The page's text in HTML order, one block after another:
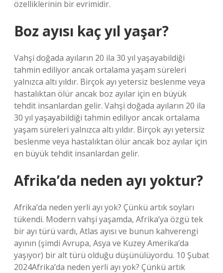
özelliklerinin bir evrimidir.
Boz ayısı kaç yıl yaşar?
Vahşi doğada ayıların 20 ila 30 yıl yaşayabildiği
tahmin ediliyor ancak ortalama yaşam süreleri
yalnızca altı yıldır. Birçok ayı yetersiz beslenme veya
hastalıktan ölür ancak boz ayılar için en büyük
tehdit insanlardan gelir. Vahşi doğada ayıların 20 ila
30 yıl yaşayabildiği tahmin ediliyor ancak ortalama
yaşam süreleri yalnızca altı yıldır. Birçok ayı yetersiz
beslenme veya hastalıktan ölür ancak boz ayılar için
en büyük tehdit insanlardan gelir.
Afrika’da neden ayı yoktur?
Afrika’da neden yerli ayı yok? Çünkü artık soyları
tükendi. Modern vahşi yaşamda, Afrika’ya özgü tek
bir ayı türü vardı, Atlas ayısı ve bunun kahverengi
ayının (şimdi Avrupa, Asya ve Kuzey Amerika’da
yaşıyor) bir alt türü olduğu düşünülüyordu. 10 Şubat
2024Afrika’da neden yerli ayı yok? Çünkü artık